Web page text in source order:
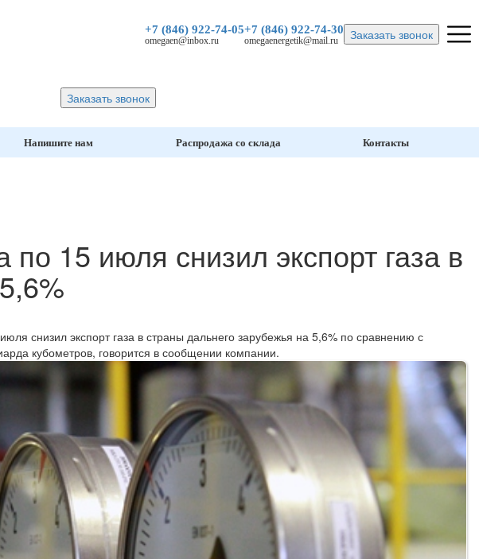
+7 (846) 922-74-05
omegaen@inbox.ru
+7 (846) 922-74-30
omegaenergetik@mail.ru Заказать звонок
Заказать звонок
Напишите нам Распродажа со склада Контакты
по 15 июля снизил экспорт газа в
снизил экспорт газа в страны дальнего зарубежья на 5,6% по сравнению с
кубометров, говорится в сообщении компании.